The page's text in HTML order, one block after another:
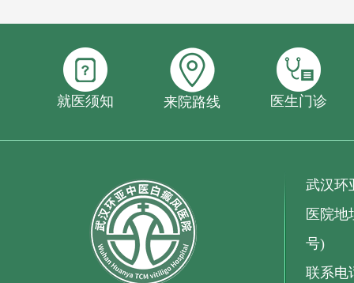
就医须知 来院路线 医生门诊
武汉环
医院地
号)
联系电